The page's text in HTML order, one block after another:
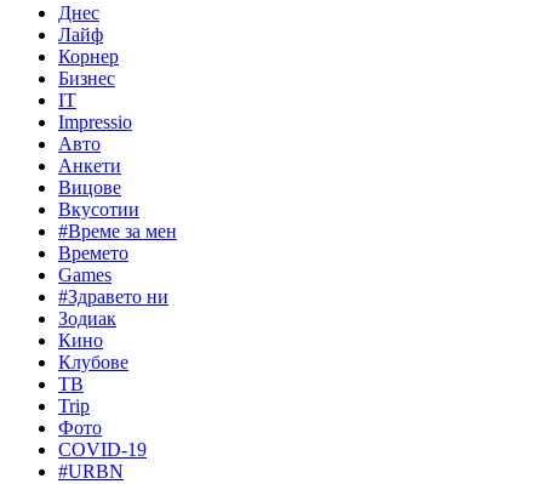
Днес
Лайф
Корнер
Бизнес
IT
Impressio
Авто
Анкети
Вицове
Вкусотии
#Време за мен
Времето
Games
#Здравето ни
Зодиак
Кино
Клубове
ТВ
Trip
Фото
COVID-19
#URBN